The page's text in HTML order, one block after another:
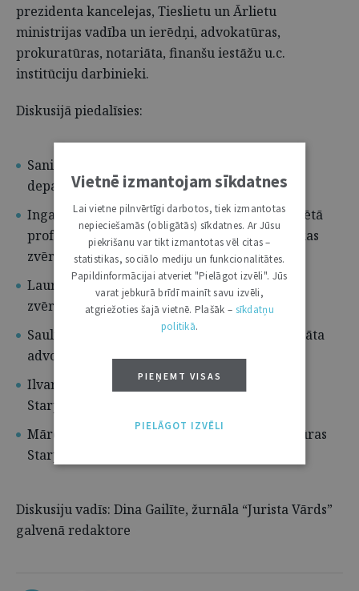
prezidenta kancelejas, Tieslietu un Ārlietu
ministrijas vadība un ierēdņi, advokatūras,
prokuratūras, notariāta, finanšu iestāžu u.c.
institūciju darbinieki.
Diskusijā piedalīsies:
Sanita Pēkale, Ārlietu ministrijas Juridiskā
departamenta direktore
Inga Kačevska, LU Juridiskās fakultātes asociētā
profesore, zvērināta advokāte, Ingas Kačevskas
zvērinātu advokātu birojs
Lauris Liepa, zvērināts advokāts, COBALT
zvērinātu advokātu birojs
Saulvedis Vārpiņš, zvērināts advokāts, Zvērināta
advokāta Saulveža Vārpiņa birojs
Ilvars Turkopuls, Tieslietu ministrijas
Starptautiskās sadarbības direktors
Mārcis Viļums, Latvijas Republikas prokuratūras
Starptautiskās sadarbības nodaļas prokurors
Diskusiju vadīs: Dina Gailīte, žurnāla “Jurista Vārds”
galvenā redaktore
Vietnē izmantojam sīkdatnes
Lai vietne pilnvērtīgi darbotos, tiek izmantotas
nepieciešamās (obligātās) sīkdatnes. Ar Jūsu
piekrišanu var tikt izmantotas vēl citas –
statistikas, sociālo mediju un funkcionalitātes.
Papildinformācijai atveriet "Pielāgot izvēli". Jūs
varat jebkurā brīdī mainīt savu izvēli,
atgriežoties šajā vietnē. Plašāk – sīkdatņu
politikā.
PIEŅEMT VISAS
PIELĀGOT IZVĒLI